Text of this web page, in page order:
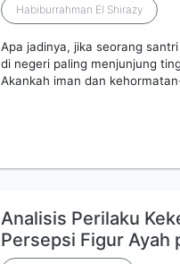
Habiburrahman El Shirazy
Apa jadinya, jika seorang
di negeri paling menjunjung
Akankah iman dan
Analisis Perilaku
Persepsi Figur Ayah